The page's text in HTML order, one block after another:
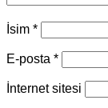
İsim *
E-posta *
İnternet sitesi